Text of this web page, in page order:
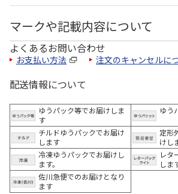
マークや記載内容について
よくあるお問い合わせ
お支払い方法 注文のキャンセルに
配送情報について
ゆうパック等でお届けしま
す
ゆう
チルドゆうパックでお届け
します
定形
けし
冷凍ゆうパックでお届けし
ます。
レタ
しま
佐川急便でのお届けとなり
ます